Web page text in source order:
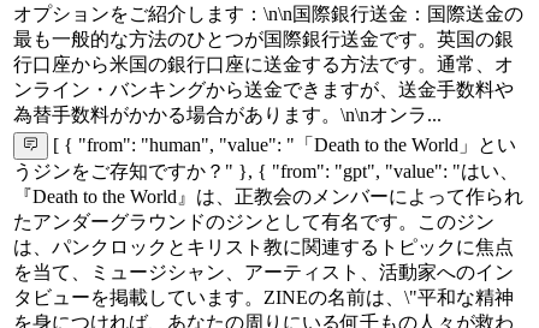
オプションをご紹介します：\n\n国際銀行送金：国際送金の
最も一般的な方法のひとつが国際銀行送金です。英国の銀
行口座から米国の銀行口座に送金する方法です。通常、オ
ンライン・バンキングから送金できますが、送金手数料や
為替手数料がかかる場合があります。\n\nオンラ...
[ { "from": "human", "value": "「Death to the World」とい
うジンをご存知ですか？" }, { "from": "gpt", "value": "はい、
『Death to the World』は、正教会のメンバーによって作られ
たアンダーグラウンドのジンとして有名です。このジン
は、パンクロックとキリスト教に関連するトピックに焦点
を当て、ミュージシャン、アーティスト、活動家へのイン
タビューを掲載しています。ZINEの名前は、\"平和な精神
を身につければ、あなたの周りにいる何千もの人々が救わ